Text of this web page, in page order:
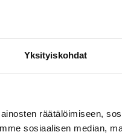
Yksityiskohdat
räätälöimiseen,
sosiaalisen median,
rosterissa. Nikkanen on
Antti Suomela